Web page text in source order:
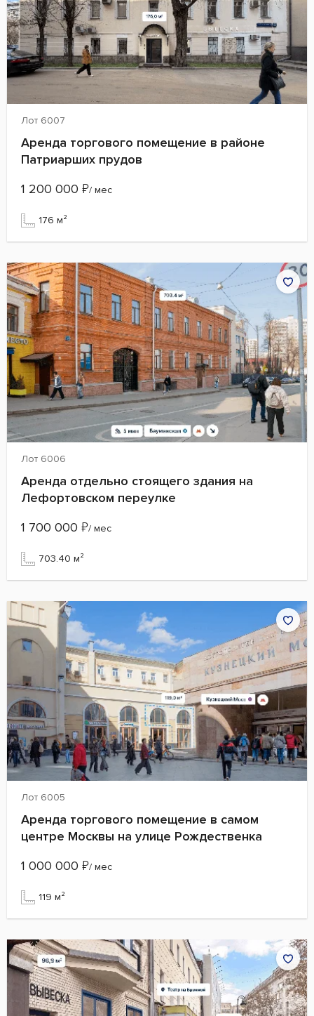
Лот 6007
Аренда торгового помещение в районе
Патриарших прудов
1 200 000 ₽/ мес
176 м²
Лот 6006
Аренда отдельно стоящего здания на
Лефортовском переулке
1 700 000 ₽/ мес
703.40 м²
Лот 6005
Аренда торгового помещение в самом
центре Москвы на улице Рождественка
1 000 000 ₽/ мес
119 м²